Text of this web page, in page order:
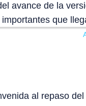
avance de la
importantes que
al repaso